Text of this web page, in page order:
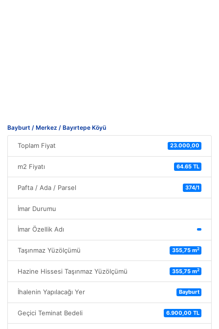
Bayburt / Merkez / Bayırtepe Köyü
Toplam Fiyat 23.000,00
m2 Fiyatı 64.65 TL
Pafta / Ada / Parsel 374/1
İmar Durumu
İmar Özellik Adı
Taşınmaz Yüzölçümü 355,75 m2
Hazine Hissesi Taşınmaz Yüzölçümü 355,75 m2
İhalenin Yapılacağı Yer Bayburt
Geçici Teminat Bedeli 6.900,00 TL